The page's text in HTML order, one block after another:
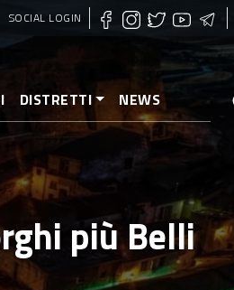
SOCIAL LOGIN
DISTRETTI NEWS
più Belli